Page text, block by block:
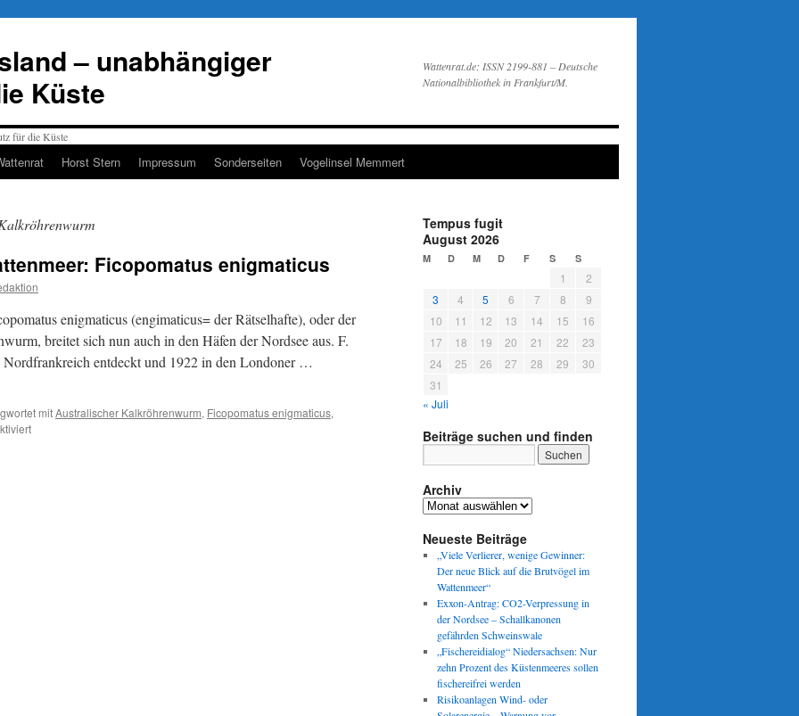
– unabhängiger
Küste
Wattenrat.de: ISSN 2199-881 – Deutsche
Nationalbibliothek in Frankfurt/M.
Horst Stern Impressum Sonderseiten Vogelinsel Memmert
Ficopomatus enigmaticus
enigmaticus (engimaticus= der Rätselhafte), oder der
breitet sich nun auch in den Häfen der Nordsee aus. F.
Nordfrankreich entdeckt und 1922 in den Londoner …
mitAustralischer Kalkröhrenwurm, Ficopomatus enigmaticus,
für
Tempus fugit
August 2026
M D M D F S S
1
2
3
4 5 6 7 8
9
10
11 12 13 14 15
16
17
18 19 20 21 22
23
24
25 26 27 28 29
30
31
« Juli
Beiträge suchen und finden
Archiv
Archiv
Neueste Beiträge
„Viele Verlierer, wenige Gewinner:
Der neue Blick auf die Brutvögel im
Wattenmeer“
Exxon-Antrag: CO2-Verpressung in
der Nordsee – Schallkanonen
gefährden Schweinswale
„Fischereidialog“ Niedersachsen: Nur
zehn Prozent des Küstenmeeres sollen
fischereifrei werden
Risikoanlagen Wind- oder